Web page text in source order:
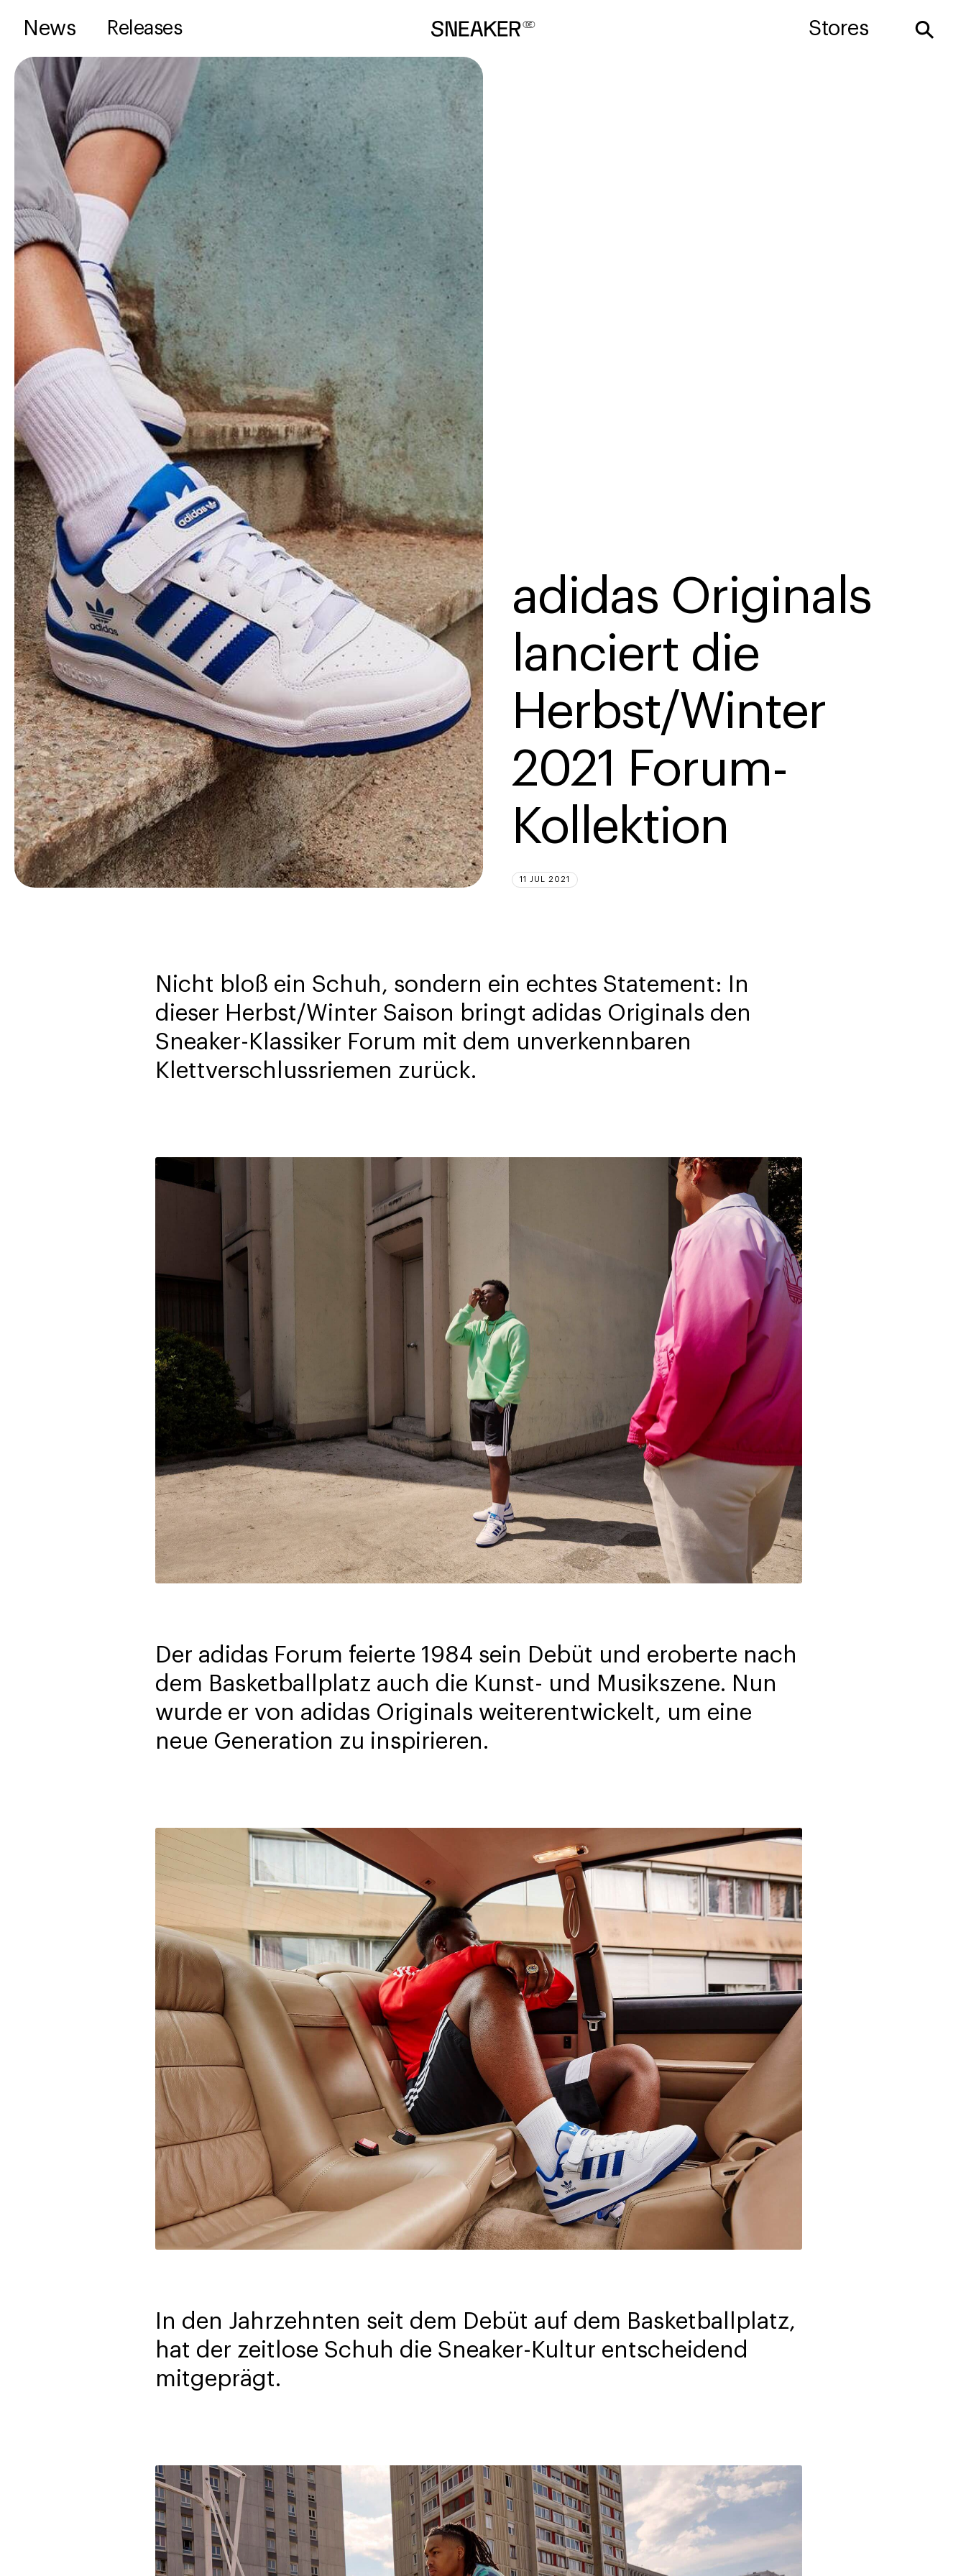
News Releases Stores ⚲
adidas Originals
lanciert die
Herbst/Winter
2021 Forum-
Kollektion
11 JUL 2021
Nicht bloß ein Schuh, sondern ein echtes Statement: In
dieser Herbst/Winter Saison bringt adidas Originals den
Sneaker-Klassiker Forum mit dem unverkennbaren
Klettverschlussriemen zurück.
Der adidas Forum feierte 1984 sein Debüt und eroberte nach
dem Basketballplatz auch die Kunst- und Musikszene. Nun
wurde er von adidas Originals weiterentwickelt, um eine
neue Generation zu inspirieren.
In den Jahrzehnten seit dem Debüt auf dem Basketballplatz,
hat der zeitlose Schuh die Sneaker-Kultur entscheidend
mitgeprägt.